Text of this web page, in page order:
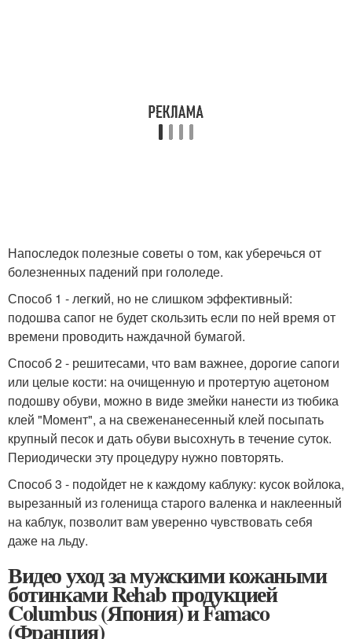
Напоследок полезные советы о том, как уберечься от
болезненных падений при гололеде.
Способ 1 - легкий, но не слишком эффективный:
подошва сапог не будет скользить если по ней время от
времени проводить наждачной бумагой.
Способ 2 - решитесами, что вам важнее, дорогие сапоги
или целые кости: на очищенную и протертую ацетоном
подошву обуви, можно в виде змейки нанести из тюбика
клей "Момент", а на свеженанесенный клей посыпать
крупный песок и дать обуви высохнуть в течение суток.
Периодически эту процедуру нужно повторять.
Способ 3 - подойдет не к каждому каблуку: кусок войлока,
вырезанный из голенища старого валенка и наклеенный
на каблук, позволит вам уверенно чувствовать себя
даже на льду.
Видео уход за мужскими кожаными
ботинками Rehab продукцией
Columbus (Япония) и Famaco
(Франция)